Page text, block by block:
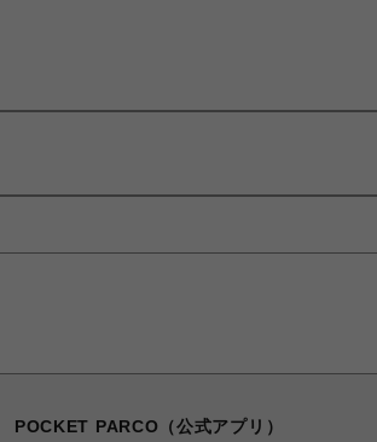
POCKET PARCO（公式アプリ）